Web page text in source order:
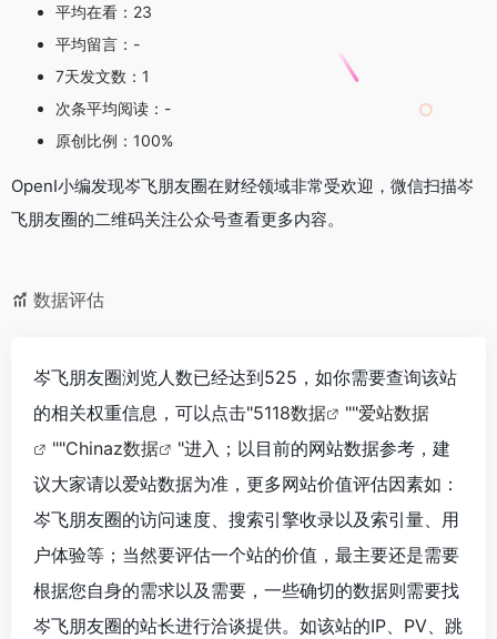
平均在看：23
平均留言：-
7天发文数：1
次条平均阅读：-
原创比例：100%
OpenI小编发现岑飞朋友圈在财经领域非常受欢迎，微信扫描岑
飞朋友圈的二维码关注公众号查看更多内容。
数据评估
岑飞朋友圈浏览人数已经达到525，如你需要查询该站
的相关权重信息，可以点击"5118数据 ""爱站数据
""Chinaz数据
"进入；以目前的网站数据参考，建
议大家请以爱站数据为准，更多网站价值评估因素如：
岑飞朋友圈的访问速度、搜索引擎收录以及索引量、用
户体验等；当然要评估一个站的价值，最主要还是需要
根据您自身的需求以及需要，一些确切的数据则需要找
岑飞朋友圈的站长进行洽谈提供。如该站的IP、PV、跳